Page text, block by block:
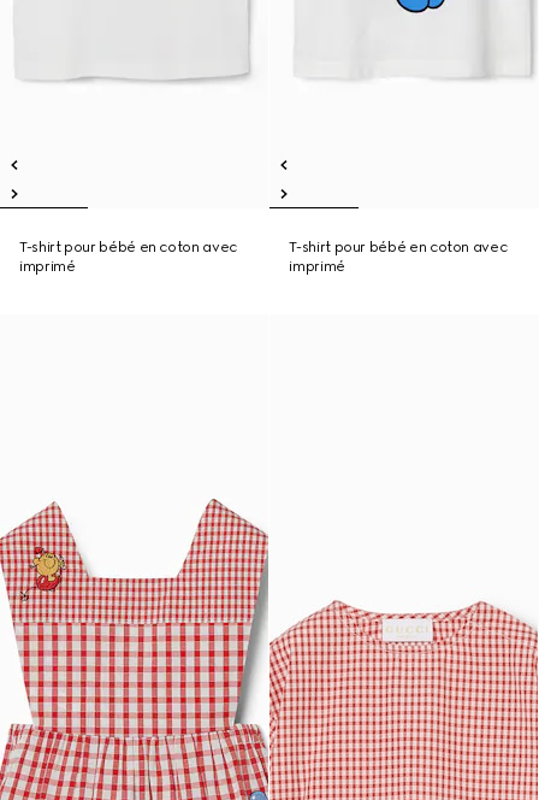
T-shirt pour bébé en coton avec
imprimé
T-shirt pour bébé en coton avec
imprimé